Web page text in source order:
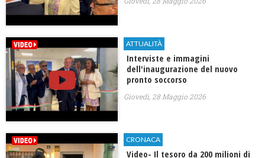
ATTUALITÀ
Interviste e immagini
dell'inaugurazione del nuovo
pronto soccorso
Giovedì, 28 Maggio 2026
CRONACA
Video- Il tesoro da 200 milioni di